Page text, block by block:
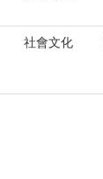
社會文化